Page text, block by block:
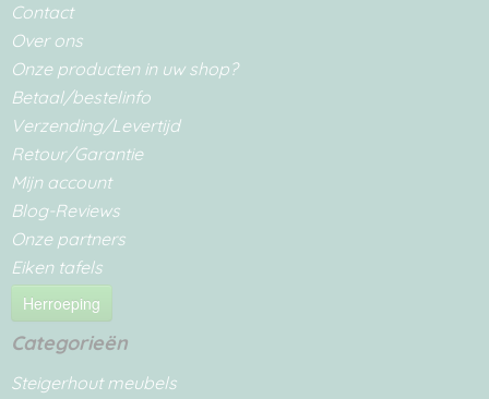
Contact
Over ons
Onze producten in uw shop?
Betaal/bestelinfo
Verzending/Levertijd
Retour/Garantie
Mijn account
Blog-Reviews
Onze partners
Eiken tafels
Herroeping
Categorieën
Steigerhout meubels